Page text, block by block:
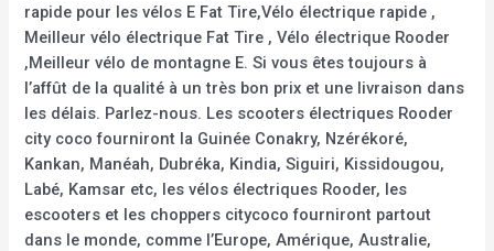
rapide pour les vélos E Fat Tire,Vélo électrique rapide ,
Meilleur vélo électrique Fat Tire , Vélo électrique Rooder
,Meilleur vélo de montagne E. Si vous êtes toujours à
l’affût de la qualité à un très bon prix et une livraison dans
les délais. Parlez-nous. Les scooters électriques Rooder
city coco fourniront la Guinée Conakry, Nzérékoré,
Kankan, Manéah, Dubréka, Kindia, Siguiri, Kissidougou,
Labé, Kamsar etc, les vélos électriques Rooder, les
escooters et les choppers citycoco fourniront partout
dans le monde, comme l’Europe, Amérique, Australie,